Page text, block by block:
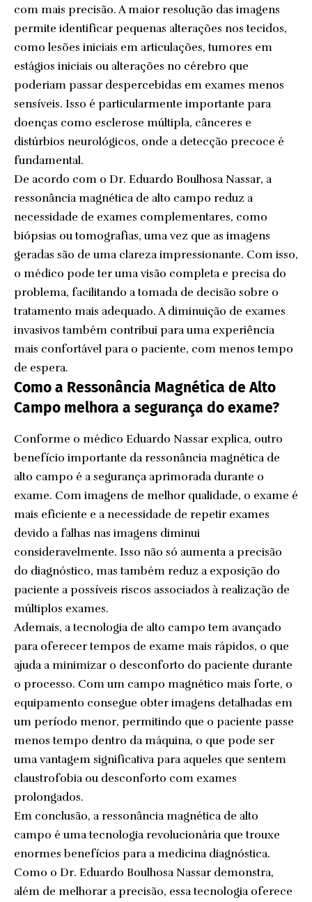
com mais precisão. A maior resolução das imagens
permite identificar pequenas alterações nos tecidos,
como lesões iniciais em articulações, tumores em
estágios iniciais ou alterações no cérebro que
poderiam passar despercebidas em exames menos
sensíveis. Isso é particularmente importante para
doenças como esclerose múltipla, cânceres e
distúrbios neurológicos, onde a detecção precoce é
fundamental.
De acordo com o Dr. Eduardo Boulhosa Nassar, a
ressonância magnética de alto campo reduz a
necessidade de exames complementares, como
biópsias ou tomografias, uma vez que as imagens
geradas são de uma clareza impressionante. Com isso,
o médico pode ter uma visão completa e precisa do
problema, facilitando a tomada de decisão sobre o
tratamento mais adequado. A diminuição de exames
invasivos também contribui para uma experiência
mais confortável para o paciente, com menos tempo
de espera.
Como a Ressonância Magnética de Alto
Campo melhora a segurança do exame?
Conforme o médico Eduardo Nassar explica, outro
benefício importante da ressonância magnética de
alto campo é a segurança aprimorada durante o
exame. Com imagens de melhor qualidade, o exame é
mais eficiente e a necessidade de repetir exames
devido a falhas nas imagens diminui
consideravelmente. Isso não só aumenta a precisão
do diagnóstico, mas também reduz a exposição do
paciente a possíveis riscos associados à realização de
múltiplos exames.
Ademais, a tecnologia de alto campo tem avançado
para oferecer tempos de exame mais rápidos, o que
ajuda a minimizar o desconforto do paciente durante
o processo. Com um campo magnético mais forte, o
equipamento consegue obter imagens detalhadas em
um período menor, permitindo que o paciente passe
menos tempo dentro da máquina, o que pode ser
uma vantagem significativa para aqueles que sentem
claustrofobia ou desconforto com exames
prolongados.
Em conclusão, a ressonância magnética de alto
campo é uma tecnologia revolucionária que trouxe
enormes benefícios para a medicina diagnóstica.
Como o Dr. Eduardo Boulhosa Nassar demonstra,
além de melhorar a precisão, essa tecnologia oferece